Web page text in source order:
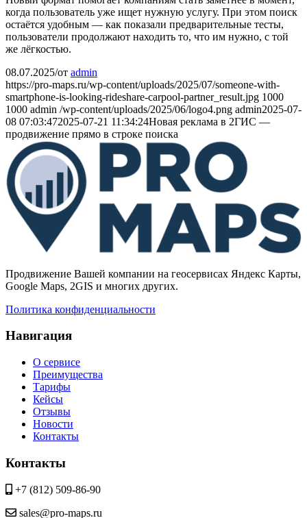
когда пользователь уже ищет нужную услугу. При этом поиск
остаётся удобным — как показали предварительные тесты,
пользователи продолжают находить то, что им нужно, с той
же лёгкостью.
08.07.2025/от admin
https://pro-maps.ru/wp-content/uploads/2025/07/someone-with-
smartphone-is-looking-rideshare-carpool-partner_result.jpg 1000
1000 admin /wp-content/uploads/2025/06/logo4.png admin2025-07-
08 07:03:472025-07-21 11:34:24Новая реклама в 2ГИС —
продвижение прямо в строке поиска
Продвижение Вашей компании на геосервисах Яндекс Карты,
Google Maps, 2GIS и многих других.
Политика конфиденциальности
Навигация
О сервисе
Преимущества
Тарифы
Кейсы
Отзывы
Новости
Контакты
Контакты
+7 (812) 509-86-90
sales@pro-maps.ru